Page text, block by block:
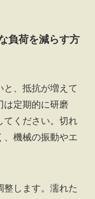
負荷を減らす方
と、抵抗が増えて
は定期的に研磨
てください。切れ
、機械の振動やエ
整します。濡れた